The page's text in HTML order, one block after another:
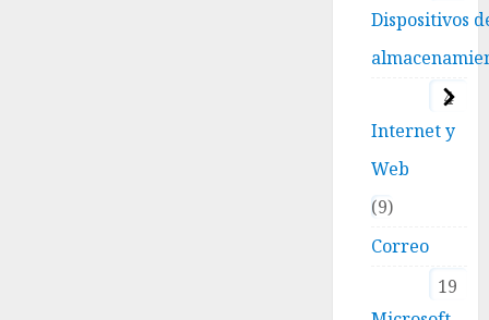
Dispositivos
4
Internet y
Web
9
Correo
19